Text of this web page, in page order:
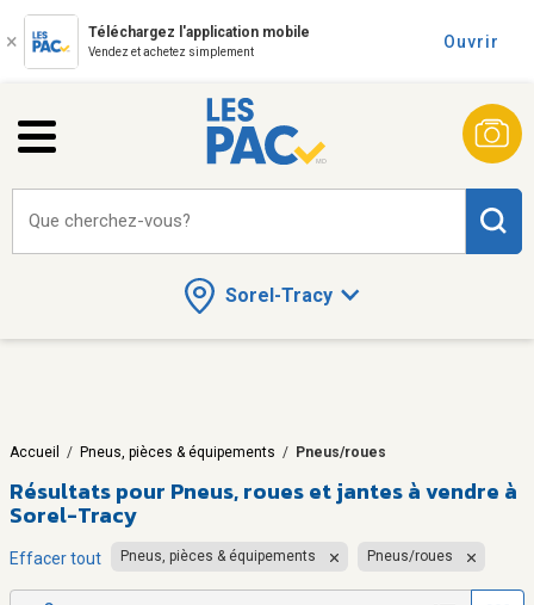
Téléchargez l'application mobile
Vendez et achetez simplement
Ouvrir
Sorel-Tracy
Que cherchez-vous?
Accueil / Pneus, pièces & équipements / Pneus/roues
Résultats pour Pneus, roues et jantes à vendre à
Sorel-Tracy
Effacer tout Pneus, pièces & équipements Pneus/roues